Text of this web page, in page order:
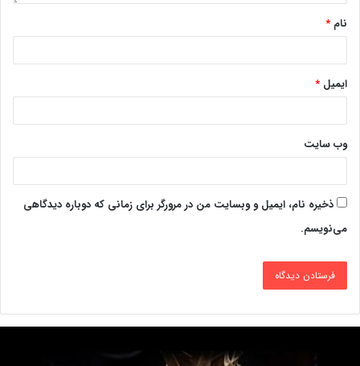
نام *
ایمیل *
وب‌ سایت
ذخیره نام، ایمیل و وبسایت من در مرورگر برای زمانی که دوباره دیدگاهی
می‌نویسم.